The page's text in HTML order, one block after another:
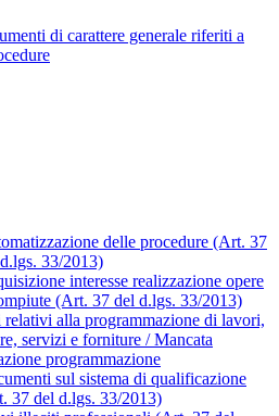
di carattere generale riferiti a
delle procedure (Art. 37
33/2013)
interesse realizzazione opere
(Art. 37 del d.lgs. 33/2013)
relativi alla programmazione di lavori,
servizi e forniture / Mancata
programmazione
sul sistema di qualificazione
37 del d.lgs. 33/2013)